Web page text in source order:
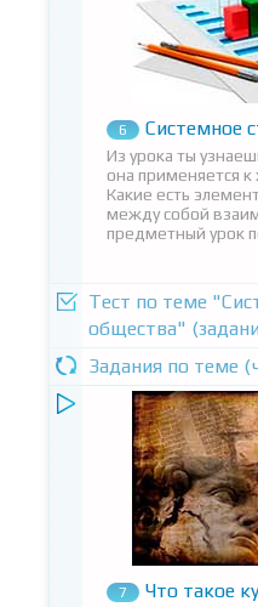
6 Системное
Из урока ты
она применяется к
Какие есть
между собой
предметный урок
Тест по теме
общества"
Задания по теме
7 Что такое